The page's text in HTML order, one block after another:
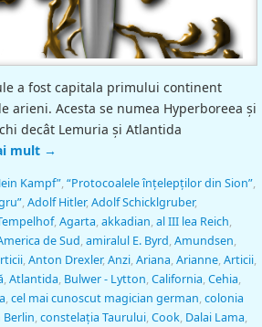
a fost capitala primului continent
arieni. Acesta se numea Hyperboreea şi
decât Lemuria şi Atlantida
mult →
Kampf”,“Protocoalele înţelepţilor din Sion”,
,Adolf Hitler,Adolf Schicklgruber,
,Agarta,akkadian,al III lea Reich,
de Sud,amiralul E. Byrd,Amundsen,
,Anton Drexler,Anzi,Ariana,Arianne,Articii,
,Atlantida, Bulwer - Lytton,California,Cehia,
,cel mai cunoscut magician german,colonia
,constelaţia Taurului,Cook, Dalai Lama,